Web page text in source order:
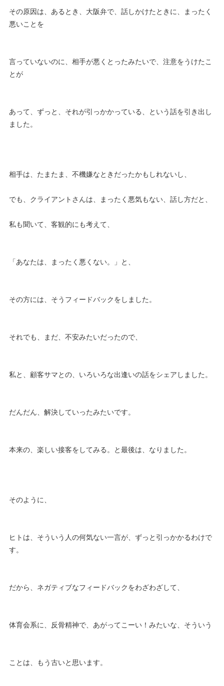
その原因は、あるとき、大阪弁で、話しかけたときに、まったく
悪いことを
言っていないのに、相手が悪くとったみたいで、注意をうけたこ
とが
あって、ずっと、それが引っかかっている、という話を引き出し
ました。
相手は、たまたま、不機嫌なときだったかもしれないし、
でも、クライアントさんは、まったく悪気もない、話し方だと、
私も聞いて、客観的にも考えて、
「あなたは、まったく悪くない。」と、
その方には、そうフィードバックをしました。
それでも、まだ、不安みたいだったので、
私と、顧客サマとの、いろいろな出逢いの話をシェアしました。
だんだん、解決していったみたいです。
本来の、楽しい接客をしてみる。と最後は、なりました。
そのように、
ヒトは、そういう人の何気ない一言が、ずっと引っかかるわけで
す。
だから、ネガティブなフィードバックをわざわざして、
体育会系に、反骨精神で、あがってこーい！みたいな、そういう
ことは、もう古いと思います。